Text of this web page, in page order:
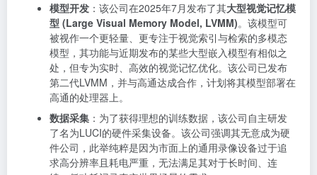
模型开发 ：该公司在2025年7月发布了其大型视觉记忆模
型 (Large Visual Memory Model, LVMM)。该模型可
被视作一个更轻量、更专注于视觉索引与检索的多模态
模型，其功能与近期发布的某些大型嵌入模型有相似之
处，但专为实时、高效的视觉记忆优化。该公司已发布
第二代LVMM，并与高通达成合作，计划将其模型部署在
高通的处理器上。
数据采集 ：为了获得理想的训练数据，该公司自主研发
了名为LUCI的硬件采集设备。该公司强调其无意成为硬
件公司，此举纯粹是因为市面上的通用录像设备过于追
求高分辨率且耗电严重，无法满足其对于长时间、连